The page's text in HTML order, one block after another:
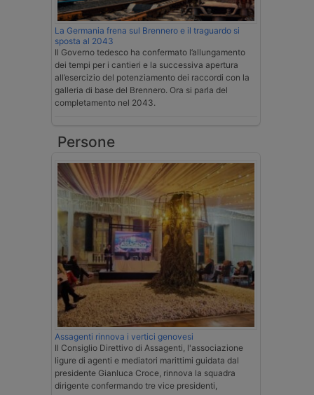
La Germania frena sul Brennero e il traguardo si
sposta al 2043
Il Governo tedesco ha confermato l’allungamento
dei tempi per i cantieri e la successiva apertura
all’esercizio del potenziamento dei raccordi con la
galleria di base del Brennero. Ora si parla del
completamento nel 2043.
Persone
Assagenti rinnova i vertici genovesi
Il Consiglio Direttivo di Assagenti, l'associazione
ligure di agenti e mediatori marittimi guidata dal
presidente Gianluca Croce, rinnova la squadra
dirigente confermando tre vice presidenti,